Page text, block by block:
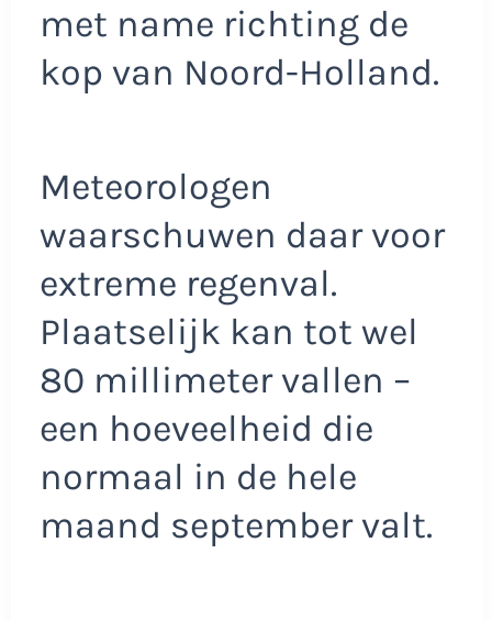
met name richting de
kop van Noord-Holland.
Meteorologen
waarschuwen daar voor
extreme regenval.
Plaatselijk kan tot wel
80 millimeter vallen –
een hoeveelheid die
normaal in de hele
maand september valt.